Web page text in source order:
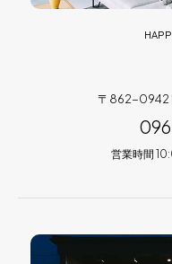
〒862-0942
営業時間